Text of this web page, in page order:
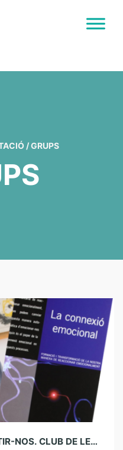
/ GRUPS
NARRATIBES PER COMPARTIR-NOS. CLUB DE LECTURA. LA CONNEXIÓ EMOCIONAL